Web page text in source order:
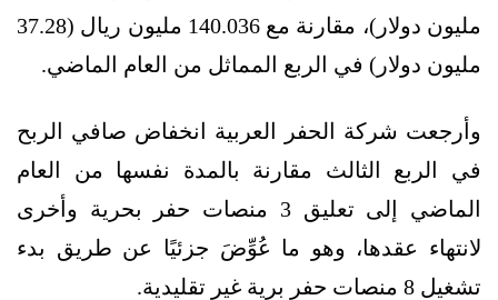
مليون دولار)، مقارنة مع 140.036 مليون ريال (37.28
مليون دولار) في الربع المماثل من العام الماضي.
وأرجعت شركة الحفر العربية انخفاض صافي الربح
في الربع الثالث مقارنة بالمدة نفسها من العام
الماضي إلى تعليق 3 منصات حفر بحرية وأخرى
لانتهاء عقدها، وهو ما عُوِّضَ جزئيًا عن طريق بدء
تشغيل 8 منصات حفر برية غير تقليدية.